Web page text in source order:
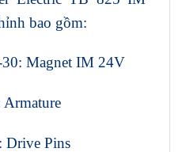
bao gồm:
30: Magnet IM 24V
Armature
Drive Pins